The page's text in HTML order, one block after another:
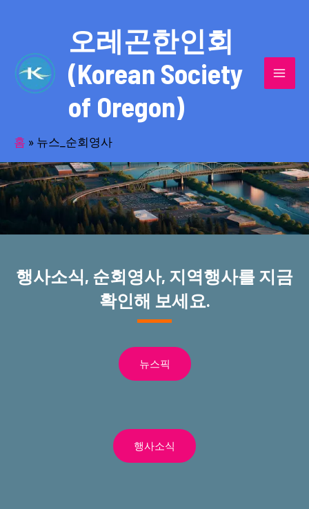
오레곤한인회
(Korean Society
of Oregon)
홈 » 뉴스_순회영사
반세기의 세월을 품고 동포사회를 섬겨온
오레곤한인회!
행사소식, 순회영사, 지역행사를 지금
확인해 보세요.
뉴스픽
행사소식